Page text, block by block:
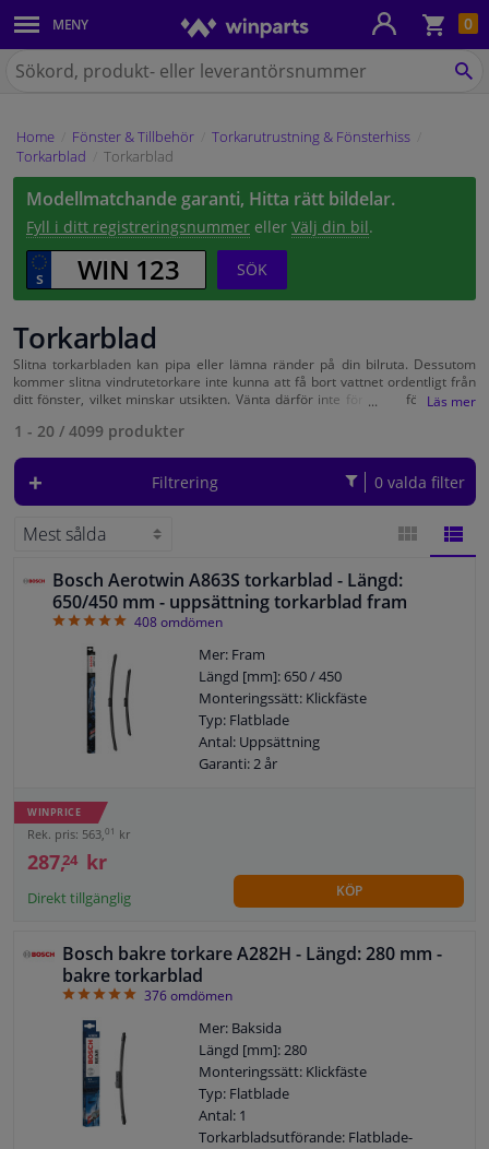
0
MENY
Karosseri
Belysning
Bromssystem
Avgassystem
Chassidelar
Motordelar
Filter & Vätskor
Bagage & Transport
Fönster & Tillbehör
Interiör & bilklädsel
Bilvård & Tillbehör
Verkstad & Verktyg
Husbil, motorcykel, cykel & båt
Sensorer & Elsystem
på
Home Fönster & Tillbehör
Torkarutrustning & Fönsterhiss
Torkarblad
Torkarblad
Modellmatchande garanti, Hitta rätt bildelar.
Fyll i ditt registreringsnummer eller Välj din bil.
SÖK
Torkarblad
Slitna torkarbladen kan pipa eller lämna ränder på din bilruta. Dessutom
kommer slitna vindrutetorkare inte kunna att få bort vattnet ordentligt från
ditt fönster, vilket minskar utsikten. Vänta därför inte för länge för att byta
Winparts säljer de populära
bilens registreringsnummer eller bilmodell på hemsidan så visas lämpliga
vindrutetorkare för din bil.
1 - 20 / 4099 produkter
Filtrering 0 valda filter
Bosch Aerotwin A863S torkarblad - Längd:
650/450 mm - uppsättning torkarblad fram
4.94
408omdömen
Mer: Fram
Längd [mm]: 650 / 450
Monteringssätt: Klickfäste
Typ: Flatblade
Antal: Uppsättning
Garanti: 2 år
WINPRICE
Rek. pris: 563,01 kr
287,24 kr
Direkt tillgänglig KÖP
Bosch bakre torkare A282H - Längd: 280 mm -
bakre torkarblad
4.94
376omdömen
Mer: Baksida
Längd [mm]: 280
Monteringssätt: Klickfäste
Typ: Flatblade
Antal: 1
Torkarbladsutförande: Flatblade-